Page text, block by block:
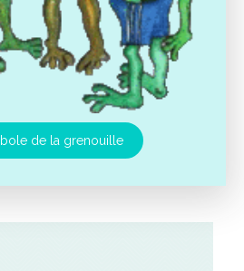
de la grenouille